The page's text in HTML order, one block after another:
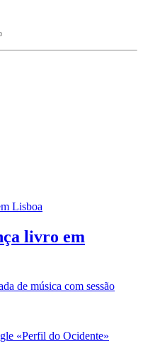
livro em
de música com sessão